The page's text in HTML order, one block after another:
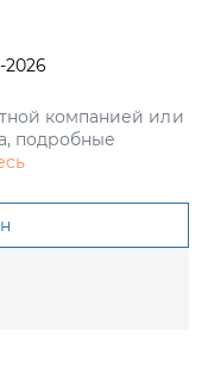
2026
компанией или
подробные